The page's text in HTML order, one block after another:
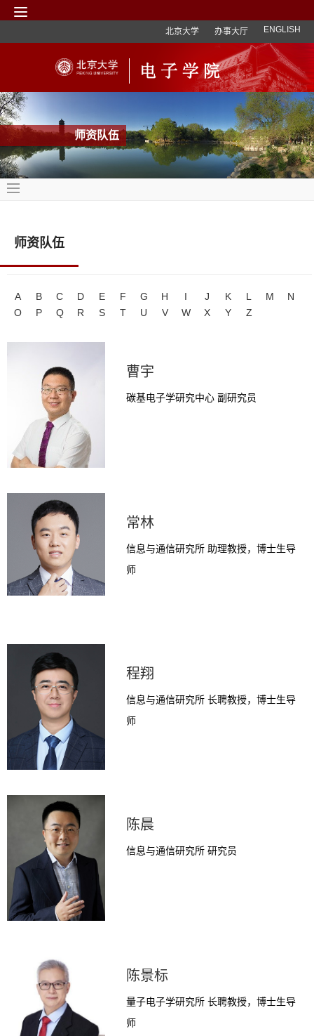
北京大学 办事大厅 ENGLISH
师资队伍
师资队伍
A B C D E F G H I J K L M
N
O
P Q R S T U V W X Y Z
曹宇
碳基电子学研究中心 副研究员
常林
信息与通信研究所 助理教授，博士生导
师
程翔
信息与通信研究所 长聘教授，博士生导
师
陈晨
信息与通信研究所 研究员
陈景标
量子电子学研究所 长聘教授，博士生导
师